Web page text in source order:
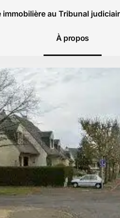
immobilière au Tribunal
À propos